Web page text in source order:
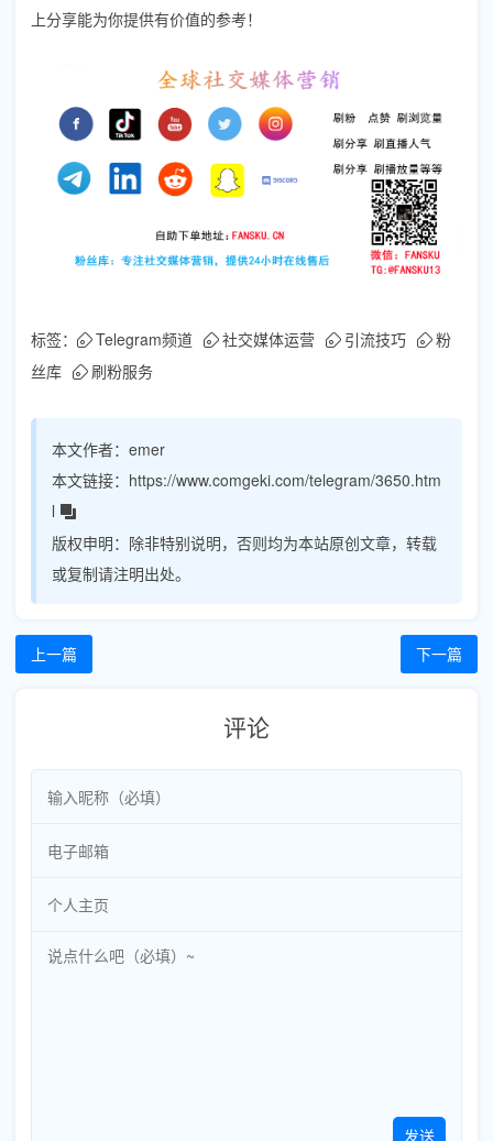
上分享能为你提供有价值的参考！
标签： Telegram频道 社交媒体运营 引流技巧
粉
丝库
刷粉服务
本文作者： emer
本文链接： https://www.comgeki.com/telegram/3650.htm
l
版权申明： 除非特别说明，否则均为本站原创文章，转载
或复制请注明出处。
上一篇 下一篇
评论
发送